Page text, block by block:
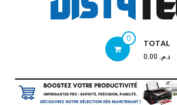
en
ligne
0 TOTAL
د.م. 0.00